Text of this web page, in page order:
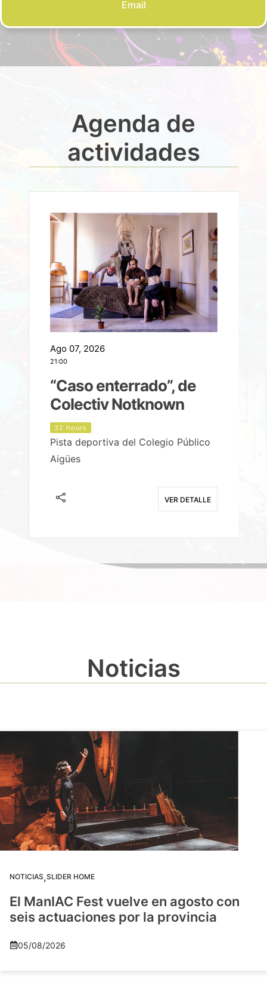
Email
Agenda de
actividades
Ago 07, 2026
21:00
“Caso enterrado”, de
Colectiv Notknown
32 hours
Pista deportiva del Colegio Público
Aigües
VER DETALLE
Noticias
NOTICIAS,SLIDER HOME
El ManIAC Fest vuelve en agosto con
seis actuaciones por la provincia
05/08/2026